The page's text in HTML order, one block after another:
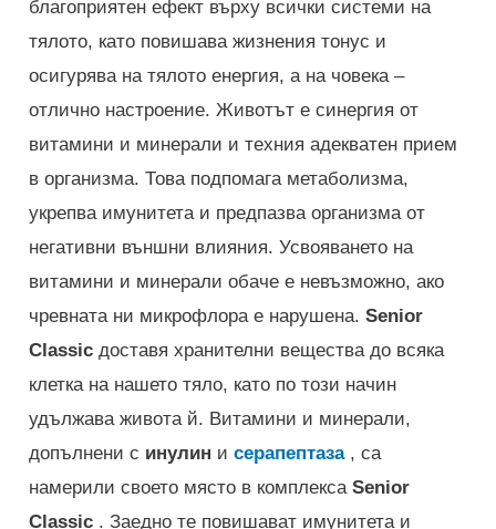
благоприятен ефект върху всички системи на
тялото, като повишава жизнения тонус и
осигурява на тялото енергия, а на човека –
отлично настроение. Животът е синергия от
витамини и минерали и техния адекватен прием
в организма. Това подпомага метаболизма,
укрепва имунитета и предпазва организма от
негативни външни влияния. Усвояването на
витамини и минерали обаче е невъзможно, ако
чревната ни микрофлора е нарушена.Senior
Classic доставя хранителни вещества до всяка
клетка на нашето тяло, като по този начин
удължава живота й. Витамини и минерали,
допълнени с инулин исерапептаза, са
намерили своето място в комплексаSenior
Classic . Заедно те повишават имунитета и